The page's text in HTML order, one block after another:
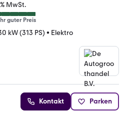
MwSt.
guter Preis
kW (313 PS) • Elektro
Kontakt Parken